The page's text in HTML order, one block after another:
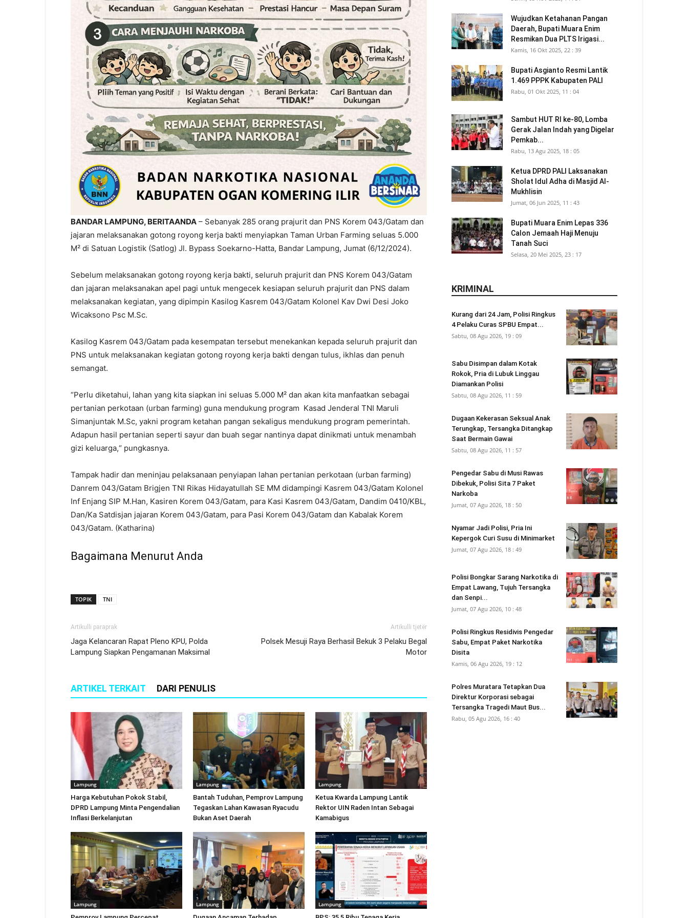
BANDAR LAMPUNG, BERITAANDA – Sebanyak 285 orang prajurit dan PNS Korem 043/Gatam dan
jajaran melaksanakan gotong royong kerja bakti menyiapkan Taman Urban Farming seluas 5.000
M² di Satuan Logistik (Satlog) Jl. Bypass Soekarno-Hatta, Bandar Lampung, Jumat (6/12/2024).
Sebelum melaksanakan gotong royong kerja bakti, seluruh prajurit dan PNS Korem 043/Gatam
dan jajaran melaksanakan apel pagi untuk mengecek kesiapan seluruh prajurit dan PNS dalam
melaksanakan kegiatan, yang dipimpin Kasilog Kasrem 043/Gatam Kolonel Kav Dwi Desi Joko
Wicaksono Psc M.Sc.
Kasilog Kasrem 043/Gatam pada kesempatan tersebut menekankan kepada seluruh prajurit dan
PNS untuk melaksanakan kegiatan gotong royong kerja bakti dengan tulus, ikhlas dan penuh
semangat.
“Perlu diketahui, lahan yang kita siapkan ini seluas 5.000 M² dan akan kita manfaatkan sebagai
pertanian perkotaan (urban farming) guna mendukung program Kasad Jenderal TNI Maruli
Simanjuntak M.Sc, yakni program ketahan pangan sekaligus mendukung program pemerintah.
Adapun hasil pertanian seperti sayur dan buah segar nantinya dapat dinikmati untuk menambah
gizi keluarga,“ pungkasnya.
Tampak hadir dan meninjau pelaksanaan penyiapan lahan pertanian perkotaan (urban farming)
Danrem 043/Gatam Brigjen TNI Rikas Hidayatullah SE MM didampingi Kasrem 043/Gatam Kolonel
Inf Enjang SIP M.Han, Kasiren Korem 043/Gatam, para Kasi Kasrem 043/Gatam, Dandim 0410/KBL,
Dan/Ka Satdisjan jajaran Korem 043/Gatam, para Pasi Korem 043/Gatam dan Kabalak Korem
043/Gatam. (Katharina)
Bagaimana Menurut Anda
TOPIK TNI
Artikulli paraprak
Jaga Kelancaran Rapat Pleno KPU, Polda
Lampung Siapkan Pengamanan Maksimal
Artikulli tjetër
Polsek Mesuji Raya Berhasil Bekuk 3 Pelaku Begal
Motor
ARTIKEL TERKAIT DARI PENULIS
Lampung
Harga Kebutuhan Pokok Stabil,
DPRD Lampung Minta Pengendalian
Inflasi Berkelanjutan
Lampung
Bantah Tuduhan, Pemprov Lampung
Tegaskan Lahan Kawasan Ryacudu
Bukan Aset Daerah
Lampung
Ketua Kwarda Lampung Lantik
Rektor UIN Raden Intan Sebagai
Kamabigus
Lampung Lampung Lampung
Wujudkan Ketahanan Pangan
Daerah, Bupati Muara Enim
Resmikan Dua PLTS Irigasi...
Kamis, 16 Okt 2025, 22 : 39
Bupati Asgianto Resmi Lantik
1.469 PPPK Kabupaten PALI
Rabu, 01 Okt 2025, 11 : 04
Sambut HUT RI ke-80, Lomba
Gerak Jalan Indah yang Digelar
Pemkab...
Rabu, 13 Agu 2025, 18 : 05
Ketua DPRD PALI Laksanakan
Sholat Idul Adha di Masjid Al-
Mukhlisin
Jumat, 06 Jun 2025, 11 : 43
Bupati Muara Enim Lepas 336
Calon Jemaah Haji Menuju
Tanah Suci
Selasa, 20 Mei 2025, 23 : 17
KRIMINAL
Kurang dari 24 Jam, Polisi Ringkus
4 Pelaku Curas SPBU Empat...
Sabtu, 08 Agu 2026, 19 : 09
Sabu Disimpan dalam Kotak
Rokok, Pria di Lubuk Linggau
Diamankan Polisi
Sabtu, 08 Agu 2026, 11 : 59
Dugaan Kekerasan Seksual Anak
Terungkap, Tersangka Ditangkap
Saat Bermain Gawai
Sabtu, 08 Agu 2026, 11 : 57
Pengedar Sabu di Musi Rawas
Dibekuk, Polisi Sita 7 Paket
Narkoba
Jumat, 07 Agu 2026, 18 : 50
Nyamar Jadi Polisi, Pria Ini
Kepergok Curi Susu di Minimarket
Jumat, 07 Agu 2026, 18 : 49
Polisi Bongkar Sarang Narkotika di
Empat Lawang, Tujuh Tersangka
dan Senpi...
Jumat, 07 Agu 2026, 10 : 48
Polisi Ringkus Residivis Pengedar
Sabu, Empat Paket Narkotika
Disita
Kamis, 06 Agu 2026, 19 : 12
Polres Muratara Tetapkan Dua
Direktur Korporasi sebagai
Tersangka Tragedi Maut Bus...
Rabu, 05 Agu 2026, 16 : 40